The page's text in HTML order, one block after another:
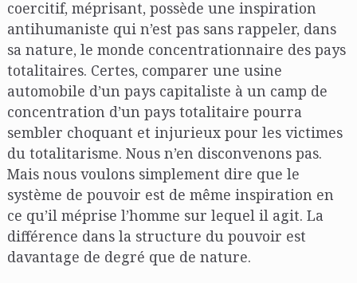
coercitif, méprisant, possède une inspiration
antihumaniste qui n’est pas sans rappeler, dans
sa nature, le monde concentrationnaire des pays
totalitaires. Certes, comparer une usine
automobile d’un pays capitaliste à un camp de
concentration d’un pays totalitaire pourra
sembler choquant et injurieux pour les victimes
du totalitarisme. Nous n’en disconvenons pas.
Mais nous voulons simplement dire que le
système de pouvoir est de même inspiration en
ce qu’il méprise l’homme sur lequel il agit. La
différence dans la structure du pouvoir est
davantage de degré que de nature.